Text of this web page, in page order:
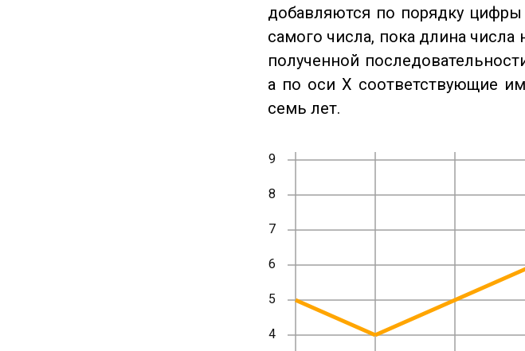
добавляются по порядку
самого числа, пока длина
полученной
а по оси X соответствующие
семь лет.